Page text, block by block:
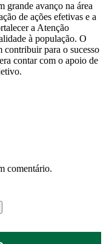
grande avanço na área
de ações efetivas e a
a Atenção
à população. O
contribuir para o sucesso
contar com o apoio de
comentário.